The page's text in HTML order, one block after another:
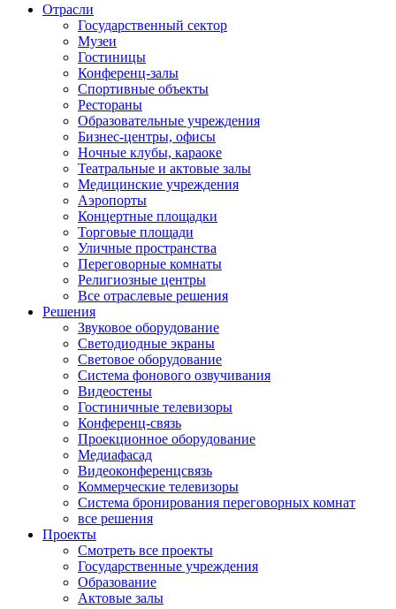
Отрасли
Государственный сектор
Музеи
Гостиницы
Конференц-залы
Спортивные объекты
Рестораны
Образовательные учреждения
Бизнес-центры, офисы
Ночные клубы, караоке
Театральные и актовые залы
Медицинские учреждения
Аэропорты
Концертные площадки
Торговые площади
Уличные пространства
Переговорные комнаты
Религиозные центры
Все отраслевые решения
Решения
Звуковое оборудование
Светодиодные экраны
Световое оборудование
Система фонового озвучивания
Видеостены
Гостиничные телевизоры
Конференц-связь
Проекционное оборудование
Медиафасад
Видеоконференцсвязь
Коммерческие телевизоры
Система бронирования переговорных комнат
все решения
Проекты
Смотреть все проекты
Государственные учреждения
Образование
Актовые залы